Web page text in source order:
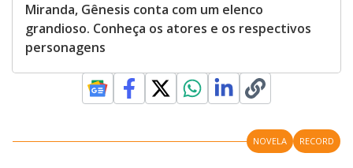
Miranda, Gênesis conta com um elenco
grandioso. Conheça os atores e os respectivos
personagens
NOVELA RECORD